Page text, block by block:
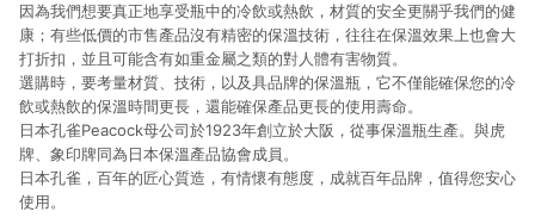
因為我們想要真正地享受瓶中的冷飲或熱飲，材質的安全更關乎我們的健
康；有些低價的市售產品沒有精密的保溫技術，往往在保溫效果上也會大
打折扣，並且可能含有如重金屬之類的對人體有害物質。
選購時，要考量材質、技術，以及具品牌的保溫瓶，它不僅能確保您的冷
飲或熱飲的保溫時間更長，還能確保產品更長的使用壽命。
日本孔雀Peacock母公司於1923年創立於大阪，從事保溫瓶生產。與虎
牌、象印牌同為日本保溫產品協會成員。
日本孔雀，百年的匠心質造，有情懷有態度，成就百年品牌，值得您安心
使用。